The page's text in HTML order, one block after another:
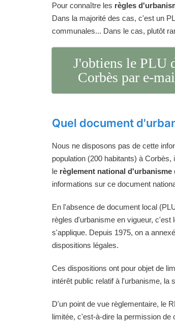
Pour connaître les règles
Dans la majorité des cas, c'est un
communales... Dans le cas, plutôt
J'obtiens le PLU
Corbès par e-
Quel document
Nous ne disposons pas de cette
population (200 habitants) à
le règlement national d'urbanisme
informations sur ce document
En l'absence de document local
règles d'urbanisme en vigueur,
s'applique. Depuis 1975, on a
dispositions légales.
Ces dispositions ont pour objet de
intérêt public relatif à l'urbanisme, la
D'un point de vue règlementaire, le
limitée, c'est-à-dire la permission